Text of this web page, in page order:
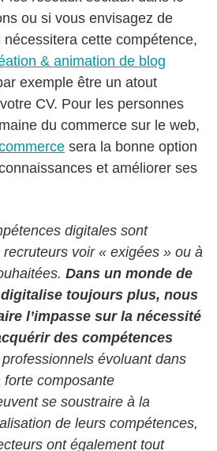
ou si vous envisagez de
cette compétence,
& animation de blog
exemple être un atout
CV. Pour les personnes
du commerce sur le web,
sera la bonne option
et améliorer ses
digitales sont
voir « exigées » ou à
Dans un monde de
toujours plus, nous
l’impasse sur la nécessité
des compétences
évoluant dans
composante
se soustraire à la
de leurs compétences,
ont également tout